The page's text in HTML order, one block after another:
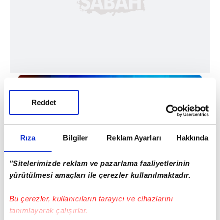
Rıza Bilgiler Reklam Ayarları Hakkında
"Sitelerimizde reklam ve pazarlama faaliyetlerinin
yürütülmesi amaçları ile çerezler kullanılmaktadır.
Bu çerezler, kullanıcıların tarayıcı ve cihazlarını
tanımlayarak çalışırlar.
Reddet
Haber Girişi